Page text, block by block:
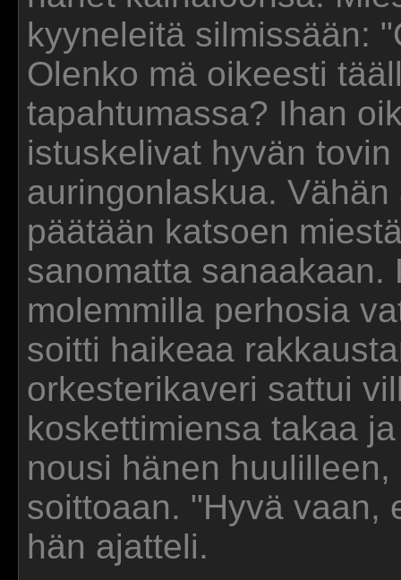
kyyneleitä silmissään:
Olenko mä oikeesti
tapahtumassa? Ihan
istuskelivat hyvän
auringonlaskua.
päätään katsoen
sanomatta
molemmilla perhosia
soitti haikeaa
orkesterikaveri sattui
koskettimiensa takaa
nousi hänen
soittoaan. "Hyvä vaan,
hän ajatteli.